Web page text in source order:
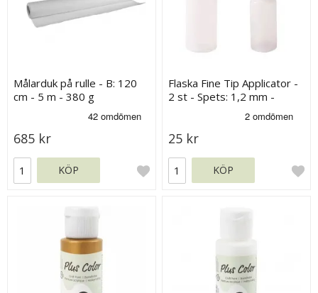
Målarduk på rulle - B: 120
cm - 5 m - 380 g
685 kr
KÖP
Flaska Fine Tip Applicator -
2 st - Spets: 1,2 mm -
25 kr
KÖP